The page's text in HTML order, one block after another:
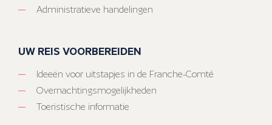
Administratieve handelingen
UW REIS VOORBEREIDEN
Ideeën voor uitstapjes in de Franche-Comté
Overnachtingsmogelijkheden
Toeristische informatie